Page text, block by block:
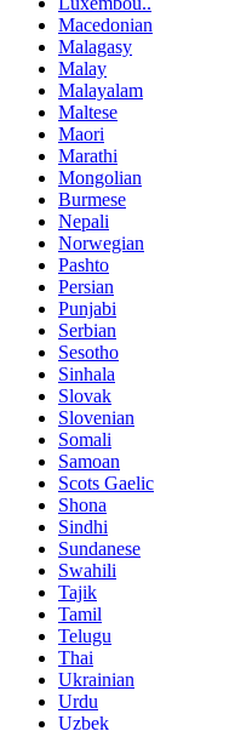
Macedonian
Malagasy
Malay
Malayalam
Maltese
Maori
Marathi
Mongolian
Burmese
Nepali
Norwegian
Pashto
Persian
Punjabi
Serbian
Sesotho
Sinhala
Slovak
Slovenian
Somali
Samoan
Scots Gaelic
Shona
Sindhi
Sundanese
Swahili
Tajik
Tamil
Telugu
Thai
Ukrainian
Urdu
Uzbek